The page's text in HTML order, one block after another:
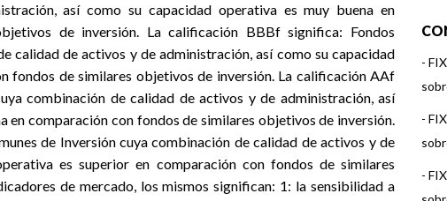
así como su capacidad operativa es muy buena en
de inversión. La calificación BBBf significa: Fondos
calidad de activos y de administración, así como su capacidad
fondos de similares objetivos de inversión. La calificación AAf
combinación de calidad de activos y de administración, así
en comparación con fondos de similares objetivos de inversión.
de Inversión cuya combinación de calidad de activos y de
es superior en comparación con fondos de similares
de mercado, los mismos significan: 1: la sensibilidad a
-
-
-